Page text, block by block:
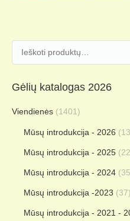
Gėlių katalogas 2026
Viendienės (1401)
Mūsų introdukcija - 2026
Mūsų introdukcija - 2025
Mūsų introdukcija - 2024
Mūsų introdukcija -2023 (37)
Mūsų introdukcija - 2021 -